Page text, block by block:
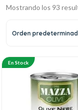
Mostrando los 93
Orden
En Stock